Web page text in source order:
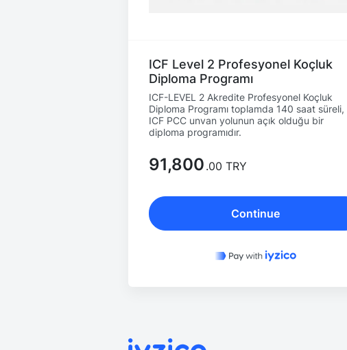
ICF Level 2 Profesyonel Koçluk
Diploma Programı
ICF-LEVEL 2 Akredite Profesyonel Koçluk
Diploma Programı toplamda 140 saat süreli,
ICF PCC unvan yolunun açık olduğu bir
diploma programıdır.
91,800 .00 TRY
Continue